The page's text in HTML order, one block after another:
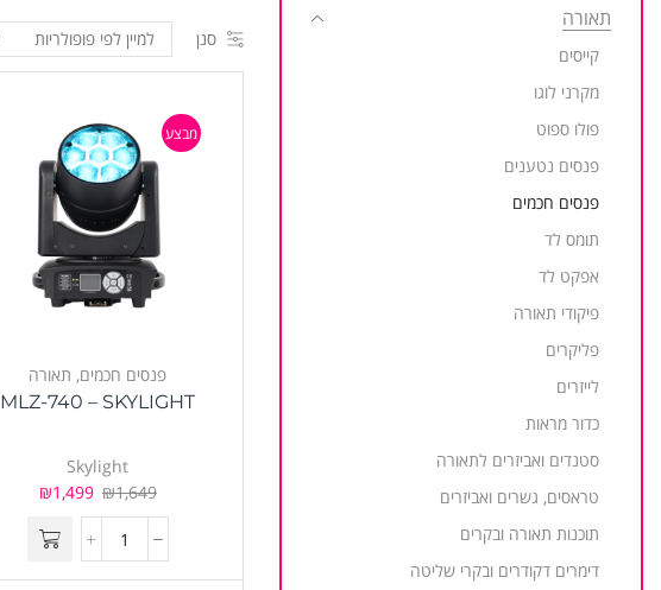
סנן
מבצע
פנסים חכמים, תאורה
MLZ-740 – SKYLIGHT
Skylight
₪1,649
₪1,499
תאורה
קייסים
מקרני לוגו
פולו ספוט
פנסים נטענים
פנסים חכמים
תומס לד
אפקט לד
פיקודי תאורה
פליקרים
לייזרים
כדור מראות
סטנדים ואביזרים לתאורה
טראסים, גשרים ואביזרים
תוכנות תאורה ובקרים
דימרים דקודרים ובקרי שליטה